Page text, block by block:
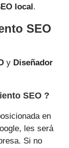
local .
SEO
y Diseñador
SEO ?
en
les será
Si no